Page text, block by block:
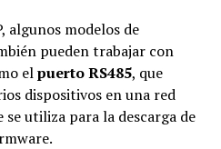
algunos modelos de
pueden trabajar con
elpuerto RS485, que
dispositivos en una red
se utiliza para la descarga de